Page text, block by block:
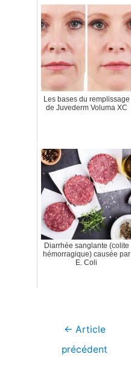
Les bases du remplissage
de Juvederm Voluma XC
Diarrhée sanglante (colite
hémorragique) causée par
E. Coli
Navigation
← Article
précédent